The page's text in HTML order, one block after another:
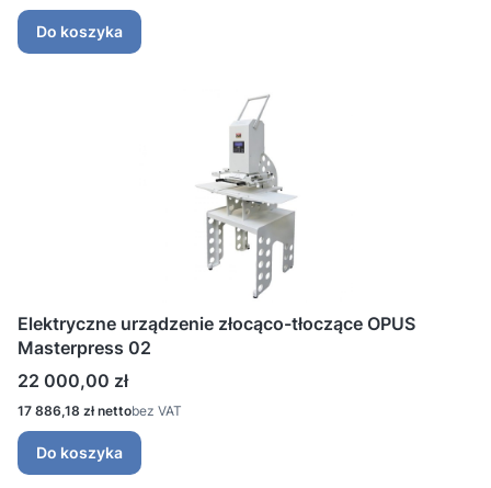
Do koszyka
Elektryczne urządzenie złocąco-tłoczące OPUS
Masterpress 02
Cena
22 000,00 zł
Cena
17 886,18 zł bez VAT
Do koszyka